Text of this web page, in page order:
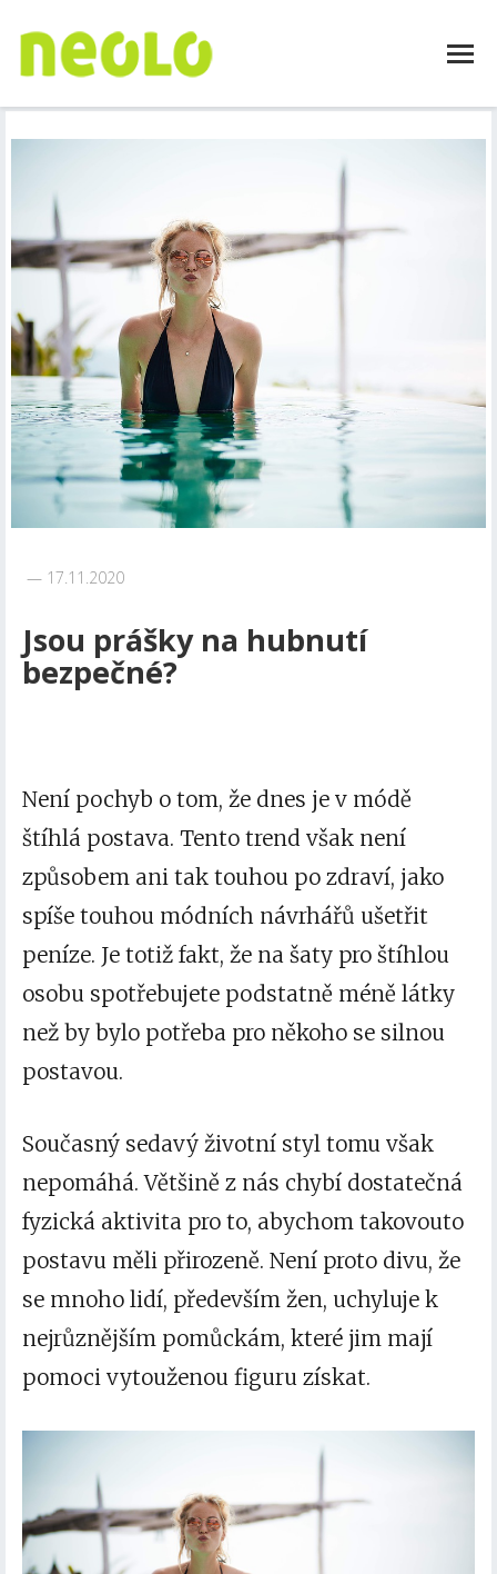
17.11.2020
Jsou prášky na hubnutí
bezpečné?
Není pochyb o tom, že dnes je v módě
štíhlá postava. Tento trend však není
způsobem ani tak touhou po zdraví, jako
spíše touhou módních návrhářů ušetřit
peníze. Je totiž fakt, že na šaty pro štíhlou
osobu spotřebujete podstatně méně látky
než by bylo potřeba pro někoho se silnou
postavou.
Současný sedavý životní styl tomu však
nepomáhá. Většině z nás chybí dostatečná
fyzická aktivita pro to, abychom takovouto
postavu měli přirozeně. Není proto divu, že
se mnoho lidí, především žen, uchyluje k
nejrůznějším pomůckám, které jim mají
pomoci vytouženou figuru získat.